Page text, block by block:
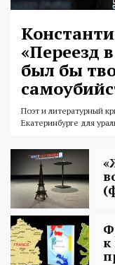
«Переезд
был бы
Поэт и литературный
Екатеринбурге для
к